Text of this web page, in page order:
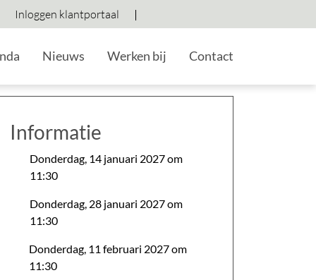
Inloggen klantportaal
Hoog contrast wisselen
Lettergrootte vergroten
Lettergrootte
Nieuws Werken bij Contact
Informatie
Donderdag, 14 januari 2027 om
11:30
Donderdag, 28 januari 2027 om
11:30
Donderdag, 11 februari 2027 om
11:30